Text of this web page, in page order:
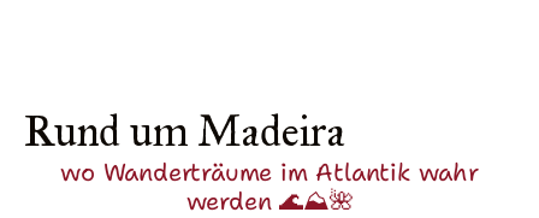
Rund um Madeira
wo Wanderträume im Atlantik wahr
werden 🌊⛰️🌺